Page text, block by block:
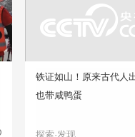
铁证如山！原来古代人
也带咸鸭蛋
探索·发现